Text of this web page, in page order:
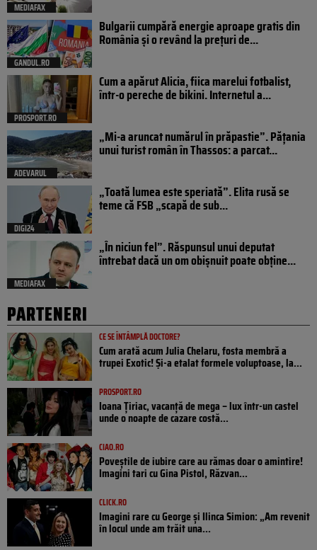
MEDIAFAX
GANDUL.RO
Bulgarii cumpără energie aproape gratis din
România și o revând la prețuri de...
PROSPORT.RO
Cum a apărut Alicia, fiica marelui fotbalist,
într-o pereche de bikini. Internetul a...
ADEVARUL
„Mi-a aruncat numărul în prăpastie”. Pățania
unui turist român în Thassos: a parcat...
DIGI24
„Toată lumea este speriată”. Elita rusă se
teme că FSB „scapă de sub...
MEDIAFAX
„În niciun fel”. Răspunsul unui deputat
întrebat dacă un om obișnuit poate obține...
PARTENERI
CE SE ÎNTÂMPLĂ DOCTORE?
Cum arată acum Julia Chelaru, fosta membră a
trupei Exotic! Și-a etalat formele voluptoase, la...
PROSPORT.RO
Ioana Țiriac, vacanță de mega – lux într-un castel
unde o noapte de cazare costă...
CIAO.RO
Poveştile de iubire care au rămas doar o amintire!
Imagini tari cu Gina Pistol, Răzvan...
CLICK.RO
Imagini rare cu George și Ilinca Simion: „Am revenit
în locul unde am trăit una...